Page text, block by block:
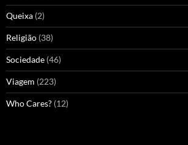
Queixa (2)
Religião (38)
Sociedade (46)
Viagem (223)
Who Cares? (12)